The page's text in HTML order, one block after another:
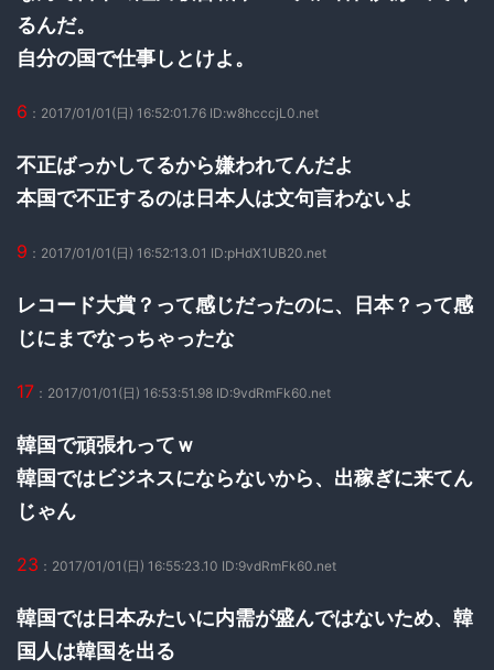
るんだ。
自分の国で仕事しとけよ。
6 ：2017/01/01(日) 16:52:01.76 ID:w8hcccjL0.net
不正ばっかしてるから嫌われてんだよ
本国で不正するのは日本人は文句言わないよ
9 ：2017/01/01(日) 16:52:13.01 ID:pHdX1UB20.net
レコード大賞？って感じだったのに、日本？って感
じにまでなっちゃったな
17 ：2017/01/01(日) 16:53:51.98 ID:9vdRmFk60.net
韓国で頑張れってｗ
韓国ではビジネスにならないから、出稼ぎに来てん
じゃん
23 ：2017/01/01(日) 16:55:23.10 ID:9vdRmFk60.net
韓国では日本みたいに内需が盛んではないため、韓
国人は韓国を出る